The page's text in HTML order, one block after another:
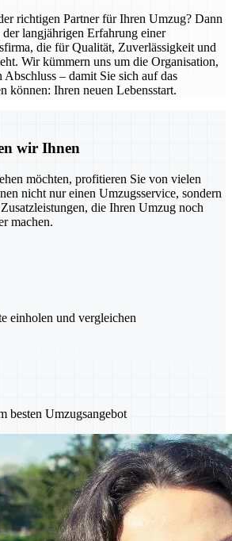
richtigen Partner für Ihren Umzug? Dann
langjährigen Erfahrung einer
die für Qualität, Zuverlässigkeit und
Wir kümmern uns um die Organisation,
– damit Sie sich auf das
können: Ihren neuen Lebensstart.
wir Ihnen
möchten, profitieren Sie von vielen
nicht nur einen Umzugsservice, sondern
die Ihren Umzug noch
machen.
einholen und vergleichen
besten Umzugsangebot